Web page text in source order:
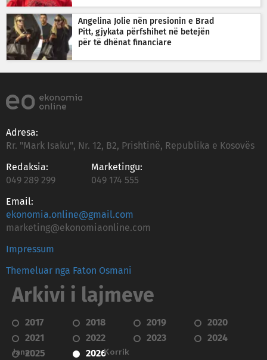
Angelina Jolie nën presionin e Brad
Pitt, gjykata përfshihet në betejën
për të dhënat financiare
Adresa:
Rr. "Mark Isaku", Nr. 12, B2, Prishtinë, Republika e Kosovës
Redaksia:
049 289 299
Marketingu:
049 174 555
Email:
ekonomia.online@gmail.com
marketing@ekonomiaonline.com
Impressum
Themeluar nga Faton Osmani
Arkivi i lajmeve
2017 2018 2019
2020
2021
2022 2023
2024
2025
2026
Janar
Korrik